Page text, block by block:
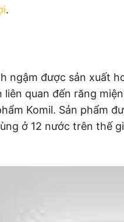
.
ngậm được sản xuất
liên quan đến răng
Komil. Sản phẩm
ở 12 nước trên thế